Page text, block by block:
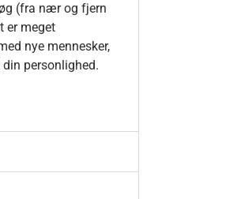
(fra nær og fjern
er meget
nye mennesker,
personlighed.